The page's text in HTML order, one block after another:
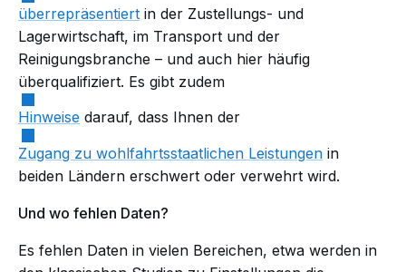
überrepräsentiert in der Zustellungs- und
Lagerwirtschaft, im Transport und der
Reinigungsbranche – und auch hier häufig
überqualifiziert. Es gibt zudem
Hinweise darauf, dass Ihnen der
Zugang zu wohlfahrtsstaatlichen Leistungen in
beiden Ländern erschwert oder verwehrt wird.
Und wo fehlen Daten?
Es fehlen Daten in vielen Bereichen, etwa werden in